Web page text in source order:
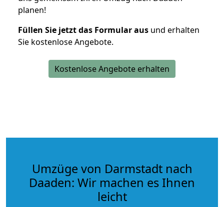
planen!
Füllen Sie jetzt das Formular aus und erhalten
Sie kostenlose Angebote.
Kostenlose Angebote erhalten
Umzüge von Darmstadt nach
Daaden: Wir machen es Ihnen
leicht